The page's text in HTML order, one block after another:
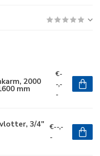
2000
mm
€-
-,-
-
3/4"
€--,-
-